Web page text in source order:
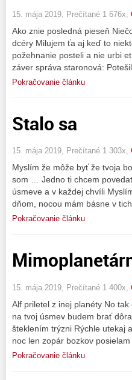
15. mája 2019, Prečítané 1 676x,
Ako znie posledná pieseň
dcéry Milujem ťa aj keď to
požehnanie posteli a nie urbi
záver správa staronová:
Pokračovanie článku
Stalo sa
15. mája 2019, Prečítané 1 303x,
Myslím že môže byť že tvoja
som … Jedno ti chcem
úsmeve a v každej chvíli
dňom, nocou mám básne v
Pokračovanie článku
15. mája 2019, Prečítané 1 400x,
Alf priletel z inej planéty No
na tvoj úsmev budem brať
šteklením trýzni Rýchle utekaj
noc len zopár bozkov
Pokračovanie článku